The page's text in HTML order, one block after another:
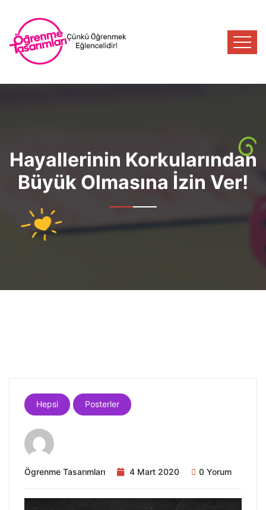
Hayallerinin Korkularından
Büyük Olmasına İzin Ver!
Hepsi Posterler
Ögrenme Tasarımları 4 Mart 2020 0 Yorum